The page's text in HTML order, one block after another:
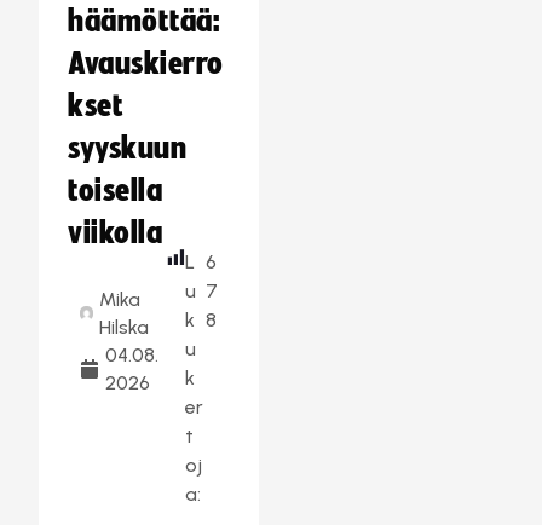
häämöttää:
Avauskierro
kset
syyskuun
toisella
viikolla
Mika
Hilska
04.08.
2026
L
u
k
u
k
er
t
oj
a:
6
7
8